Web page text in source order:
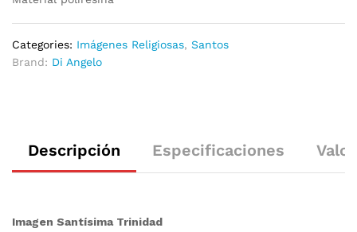
Categories: Imágenes Religiosas, Santos
Brand: Di Angelo
Descripción Especificaciones
Imagen Santísima Trinidad